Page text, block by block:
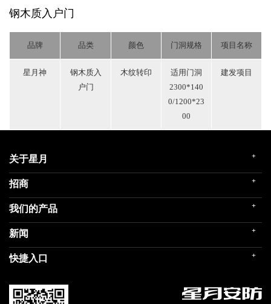
钢木质入户门
品牌 品类 颜色 门洞规格 项目名称
星月神
钢木质入
户门
木纹转印
适用门洞
2300*140
0/1200*23
00
建发项目
关于星月 +
企业简介
企业文化
荣誉殿堂
社会责任
招商 +
门店展示
在线留言
我们的产品 +
民用家装（零售）
商用门
新闻 +
公司新闻
专题信息
快捷入口 +
联系我们
天猫商城